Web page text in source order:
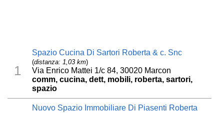
1
Spazio Cucina Di Sartori Roberta & c. Snc
(distanza: 1,03 km)
Via Enrico Mattei 1/c 84, 30020 Marcon
comm, cucina, dett, mobili, roberta, sartori,
spazio
Nuovo Spazio Immobiliare Di Piasenti Roberta